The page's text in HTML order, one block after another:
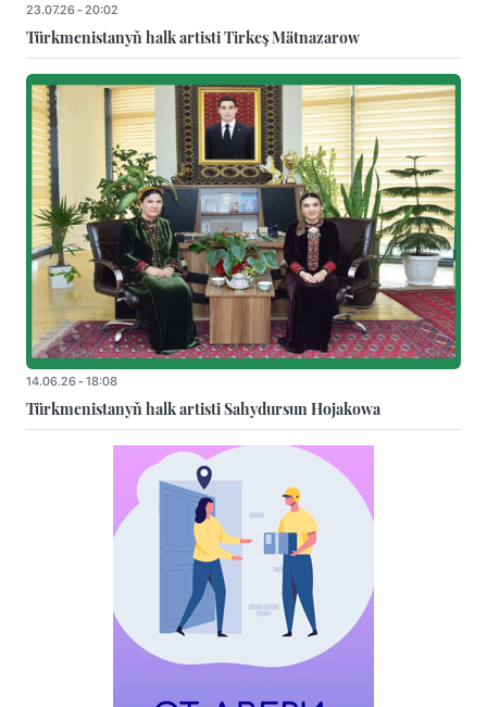
23.07.26 - 20:02
Türkmenistanyň halk artisti Tirkeş Mätnazarow
14.06.26 - 18:08
Türkmenistanyň halk artisti Sahydursun Hojakowa